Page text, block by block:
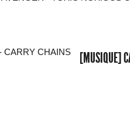
[MUSIQUE]